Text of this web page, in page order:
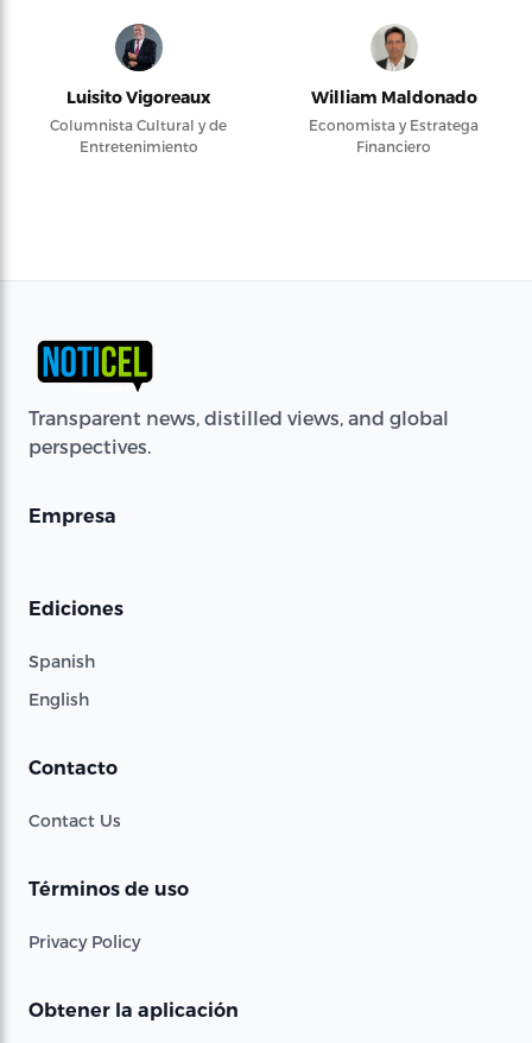
Luisito Vigoreaux
Columnista Cultural y de
Entretenimiento
William Maldonado
Economista y Estratega
Financiero
Transparent news, distilled views, and global
perspectives.
Empresa
Ediciones
Spanish
English
Contacto
Contact Us
Términos de uso
Privacy Policy
Obtener la aplicación